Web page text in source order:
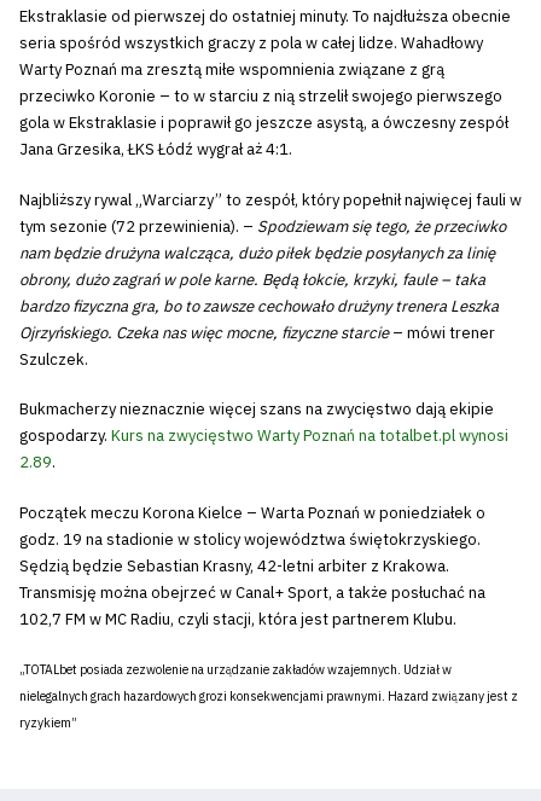
Ekstraklasie od pierwszej do ostatniej minuty. To najdłuższa obecnie
seria spośród wszystkich graczy z pola w całej lidze. Wahadłowy
Warty Poznań ma zresztą miłe wspomnienia związane z grą
przeciwko Koronie – to w starciu z nią strzelił swojego pierwszego
gola w Ekstraklasie i poprawił go jeszcze asystą, a ówczesny zespół
Jana Grzesika, ŁKS Łódź wygrał aż 4:1.
Najbliższy rywal „Warciarzy” to zespół, który popełnił najwięcej fauli w
tym sezonie (72 przewinienia). – Spodziewam się tego, że przeciwko
nam będzie drużyna walcząca, dużo piłek będzie posyłanych za linię
obrony, dużo zagrań w pole karne. Będą łokcie, krzyki, faule – taka
bardzo fizyczna gra, bo to zawsze cechowało drużyny trenera Leszka
Ojrzyńskiego. Czeka nas więc mocne, fizyczne starcie– mówi trener
Szulczek.
Bukmacherzy nieznacznie więcej szans na zwycięstwo dają ekipie
gospodarzy. Kurs na zwycięstwo Warty Poznań na totalbet.pl wynosi
2.89.
Początek meczu Korona Kielce – Warta Poznań w poniedziałek o
godz. 19 na stadionie w stolicy województwa świętokrzyskiego.
Sędzią będzie Sebastian Krasny, 42-letni arbiter z Krakowa.
Transmisję można obejrzeć w Canal+ Sport, a także posłuchać na
102,7 FM w MC Radiu, czyli stacji, która jest partnerem Klubu.
„TOTALbet posiada zezwolenie na urządzanie zakładów wzajemnych. Udział w
nielegalnych grach hazardowych grozi konsekwencjami prawnymi. Hazard związany jest z
ryzykiem”